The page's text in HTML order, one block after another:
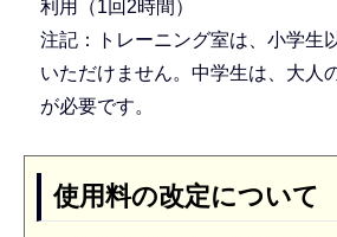
利用（1回2時間）
注記：トレーニング室は、小学生
いただけません。中学生は、大人
が必要です。
使用料の改定について